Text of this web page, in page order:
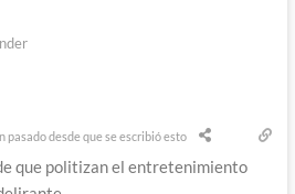
pasado desde que se escribió esto
que politizan el entretenimiento